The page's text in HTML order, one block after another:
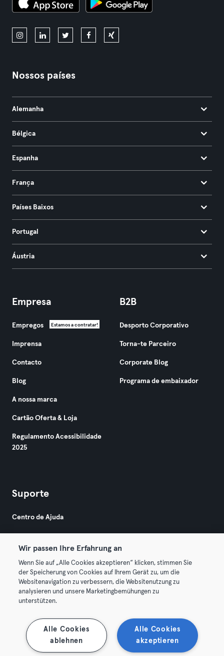
Nossos países
Alemanha
Bélgica
Espanha
França
Países Baixos
Portugal
Áustria
Empresa
Empregos Estamos a contratar!
Imprensa
Contacto
Blog
A nossa marca
Cartão Oferta & Loja
Regulamento Acessibilidade
2025
B2B
Desporto Corporativo
Torna-te Parceiro
Corporate Blog
Programa de embaixador
Suporte
Centro de Ajuda
© 2026 Urban Sports Group GmbH. All rights reserved.
Termos & Condições
Rescindir contratos aqui Cancelar contratos aqui
Wir passen Ihre Erfahrung an
Wenn Sie auf „Alle Cookies akzeptieren“ klicken, stimmen Sie
der Speicherung von Cookies auf Ihrem Gerät zu, um die
Websitenavigation zu verbessern, die Websitenutzung zu
analysieren und unsere Marketingbemühungen zu
unterstützen.
Alle Cookies
akzeptieren
Alle Cookies
ablehnen